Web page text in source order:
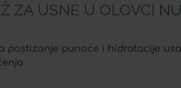
ZA USNE U OLOVCI
postizanje punoće i hidratacije